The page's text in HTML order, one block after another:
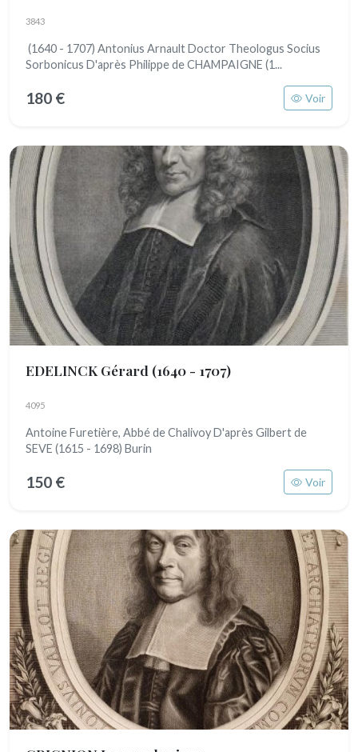
3843
(1640 - 1707) Antonius Arnault Doctor Theologus Socius
Sorbonicus D'après Philippe de CHAMPAIGNE (1...
180 € Voir
EDELINCK Gérard (1640 - 1707)
4095
Antoine Furetière, Abbé de Chalivoy D'après Gilbert de
SEVE (1615 - 1698) Burin
150 € Voir